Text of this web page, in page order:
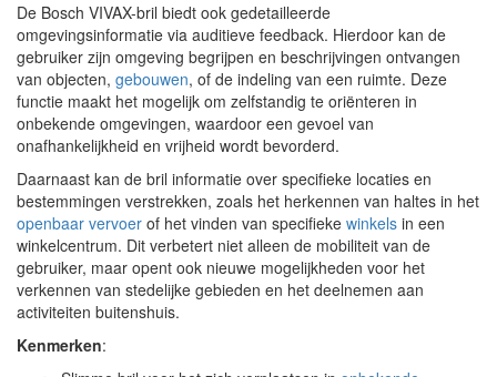
De Bosch VIVAX-bril biedt ook gedetailleerde
omgevingsinformatie via auditieve feedback. Hierdoor kan de
gebruiker zijn omgeving begrijpen en beschrijvingen ontvangen
van objecten, gebouwen, of de indeling van een ruimte. Deze
functie maakt het mogelijk om zelfstandig te oriënteren in
onbekende omgevingen, waardoor een gevoel van
onafhankelijkheid en vrijheid wordt bevorderd.
Daarnaast kan de bril informatie over specifieke locaties en
bestemmingen verstrekken, zoals het herkennen van haltes in het
openbaar vervoer of het vinden van specifieke winkels in een
winkelcentrum. Dit verbetert niet alleen de mobiliteit van de
gebruiker, maar opent ook nieuwe mogelijkheden voor het
verkennen van stedelijke gebieden en het deelnemen aan
activiteiten buitenshuis.
Kenmerken: